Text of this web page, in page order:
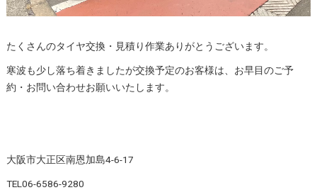
たくさんのタイヤ交換・見積り作業ありがとうございます。
寒波も少し落ち着きましたが交換予定のお客様は、お早目のご予
約・お問い合わせお願いいたします。
大阪市大正区南恩加島4-6-17
TEL06-6586-9280